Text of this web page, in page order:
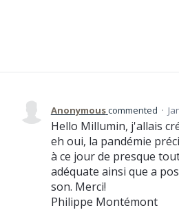
Anonymouscommented ·
Hello Millumin, j'allais
eh oui, la pandémie
à ce jour de presque
adéquate ainsi que a
son. Merci!
Philippe Montémont